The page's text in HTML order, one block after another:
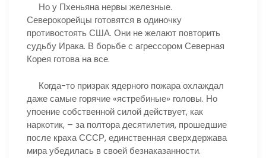
Но у Пхеньяна нервы железные.
Северокорейцы готовятся в одиночку
противостоять США. Они не желают повторить
судьбу Ирака. В борьбе с агрессором Северная
Корея готова на все.
Когда-то призрак ядерного пожара охлаждал
даже самые горячие «ястребиные» головы. Но
упоение собственной силой действует, как
наркотик, – за полтора десятилетия, прошедшие
после краха СССР, единственная сверхдержава
мира убедилась в своей безнаказанности.